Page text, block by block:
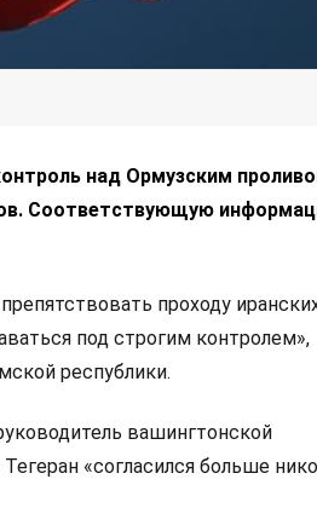
над Ормузским
Соответствующую
проходу
под строгим контролем»,
республики.
вашингтонской
Тегеран «согласился больше